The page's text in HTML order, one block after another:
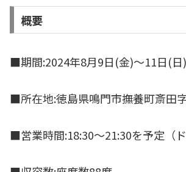
概要
■期間:2024年8月9日(金)～11日(日
■所在地:徳島県鳴門市撫養町斎田
■営業時間:18:30～21:30を予定（ド